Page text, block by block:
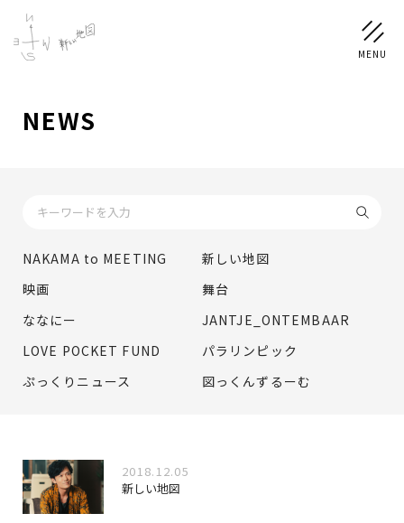
NEWS
香取 慎吾
DISCOGRAPHY
CHIZUSHOP
CHIZULOG
NEWS
NAKAMA to MEETING
新しい地図
映画
舞台
ななにー
JANTJE_ONTEMBAAR
LOVE POCKET FUND
パラリンピック
ぷっくりニュース
図っくんずるーむ
2018.12.05
新しい地図